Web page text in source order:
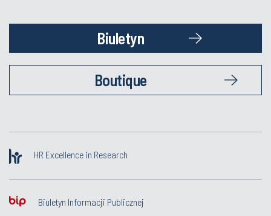
Biuletyn
Boutique
HR Excellence in Research
Biuletyn Informacji Publicznej